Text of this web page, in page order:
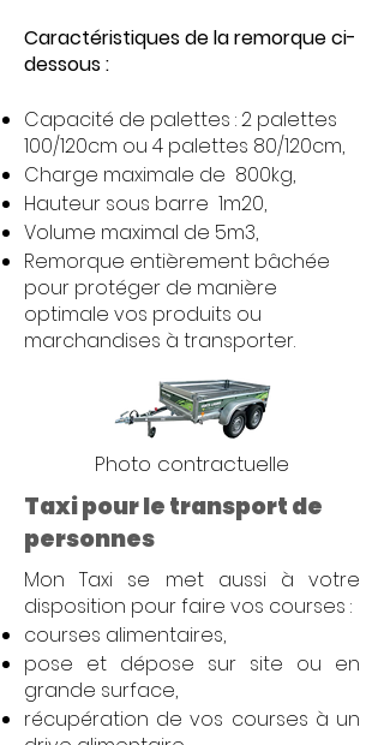
Caractéristiques de la remorque ci-
dessous :
Capacité de palettes : 2 palettes
100/120cm ou 4 palettes 80/120cm,
Charge maximale de 800kg,
Hauteur sous barre 1m20,
Volume maximal de 5m3,
Remorque entièrement bâchée
pour protéger de manière
optimale vos produits ou
marchandises à transporter.
Photo contractuelle
Taxi pour le transport de
personnes
Mon Taxi se met aussi à votre
disposition pour faire vos courses :
courses alimentaires,
pose et dépose sur site ou en
grande surface,
récupération de vos courses à un